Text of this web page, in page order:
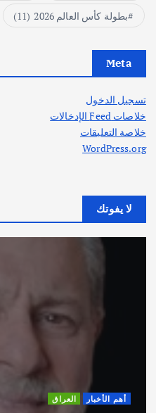
بطولة كأس العالم 2026
(11)
Meta
تسجيل الدخول
خلاصات Feed الإدخالات
خلاصة التعليقات
WordPress.org
لا يفوتك
أهم الأخبار العراق